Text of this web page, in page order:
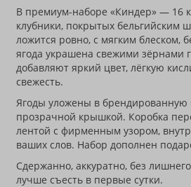
В премиум-наборе «Киндер» — 16
клубники, покрытых бельгийским
ложится ровно, с мягким блеском,
ягода украшена свежими зёрнами
добавляют яркий цвет, лёгкую
свежесть.
Ягоды уложены в брендированную
прозрачной крышкой. Коробка
лентой с фирменным узором,
ваших слов. Набор дополнен
Сдержанно, аккуратно, без
лучше съесть в первые сутки.